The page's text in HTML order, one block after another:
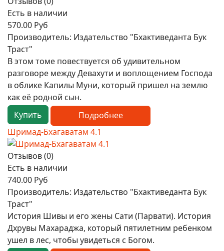
Есть в наличии
570.00 Руб
Производитель: Издательство "Бхактиведанта Бук
Траст"
В этом томе повествуется об удивительном
разговоре между Девахути и воплощением Господа
в облике Капилы Муни, который пришел на землю
как её родной сын.
Купить
Подробнее
Шримад-Бхагаватам 4.1
Отзывов (0)
Есть в наличии
740.00 Руб
Производитель: Издательство "Бхактиведанта Бук
Траст"
История Шивы и его жены Сати (Парвати). История
Дхрувы Махараджа, который пятилетним ребенком
ушел в лес, чтобы увидеться с Богом.